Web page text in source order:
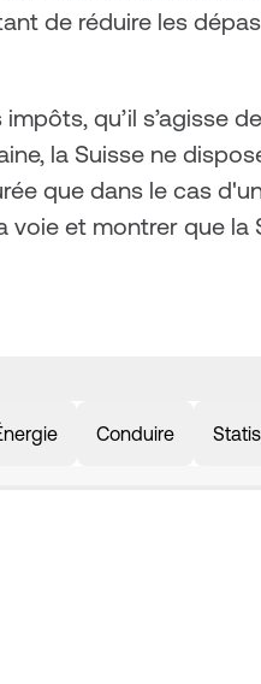
de réduire les
qu’il s’agisse
la Suisse ne
que dans le cas
et montrer que la
Conduire